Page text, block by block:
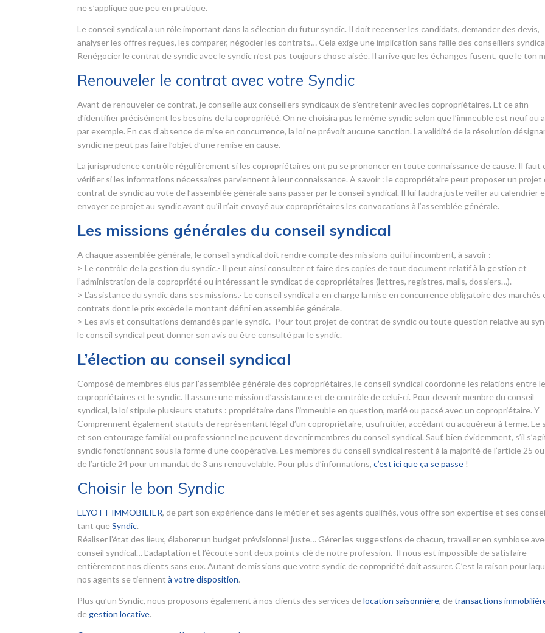
ne s’applique que peu en pratique.
Le conseil syndical a un rôle important dans la sélection du futur syndic. Il doit recenser les candidats, demander des devis,
analyser les offres reçues, les comparer, négocier les contrats… Cela exige une implication sans faille des conseillers
Renégocier le contrat de syndic avec le syndic n’est pas toujours chose aisée. Il arrive que les échanges fusent, que le ton
Renouveler le contrat avec votre Syndic
Avant de renouveler ce contrat, je conseille aux conseillers syndicaux de s’entretenir avec les copropriétaires. Et ce afin
d’identifier précisément les besoins de la copropriété. On ne choisira pas le même syndic selon que l’immeuble est neuf ou
par exemple. En cas d’absence de mise en concurrence, la loi ne prévoit aucune sanction. La validité de la résolution
syndic ne peut pas faire l’objet d’une remise en cause.
La jurisprudence contrôle régulièrement si les copropriétaires ont pu se prononcer en toute connaissance de cause. Il faut
vérifier si les informations nécessaires parviennent à leur connaissance. A savoir : le copropriétaire peut proposer un projet
contrat de syndic au vote de l’assemblée générale sans passer par le conseil syndical. Il lui faudra juste veiller au calendrier
envoyer ce projet au syndic avant qu’il n’ait envoyé aux copropriétaires les convocations à l’assemblée générale.
Les missions générales du conseil syndical
A chaque assemblée générale, le conseil syndical doit rendre compte des missions qui lui incombent, à savoir :
> Le contrôle de la gestion du syndic.- Il peut ainsi consulter et faire des copies de tout document relatif à la gestion et
l’administration de la copropriété ou intéressant le syndicat de copropriétaires (lettres, registres, mails, dossiers…).
> L’assistance du syndic dans ses missions.- Le conseil syndical a en charge la mise en concurrence obligatoire des marchés
contrats dont le prix excède le montant défini en assemblée générale.
> Les avis et consultations demandés par le syndic.- Pour tout projet de contrat de syndic ou toute question relative au
le conseil syndical peut donner son avis ou être consulté par le syndic.
L’élection au conseil syndical
Composé de membres élus par l’assemblée générale des copropriétaires, le conseil syndical coordonne les relations entre
copropriétaires et le syndic. Il assure une mission d’assistance et de contrôle de celui-ci. Pour devenir membre du conseil
syndical, la loi stipule plusieurs statuts : propriétaire dans l’immeuble en question, marié ou pacsé avec un copropriétaire. Y
Comprennent également statuts de représentant légal d’un copropriétaire, usufruitier, accédant ou acquéreur à terme. Le
et son entourage familial ou professionnel ne peuvent devenir membres du conseil syndical. Sauf, bien évidemment, s’il
syndic fonctionnant sous la forme d’une coopérative. Les membres du conseil syndical restent à la majorité de l’article 25
de l’article 24 pour un mandat de 3 ans renouvelable. Pour plus d’informations, c’est ici que ça se passe !
Choisir le bon Syndic
ELYOTT IMMOBILIER, de part son expérience dans le métier et ses agents qualifiés, vous offre son expertise et ses
tant que Syndic.
Réaliser l’état des lieux, élaborer un budget prévisionnel juste… Gérer les suggestions de chacun, travailler en symbiose
conseil syndical… L’adaptation et l’écoute sont deux points-clé de notre profession. Il nous est impossible de satisfaire
entièrement nos clients sans eux. Autant de missions que votre syndic de copropriété doit assurer. C’est la raison pour
nos agents se tiennent à votre disposition.
Plus qu’un Syndic, nous proposons également à nos clients des services de location saisonnière, de transactions
de gestion locative.